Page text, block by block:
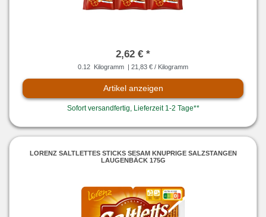
2,62 € *
0.12 Kilogramm | 21,83 € / Kilogramm
Artikel anzeigen
Sofort versandfertig, Lieferzeit 1-2 Tage**
LORENZ SALTLETTES STICKS SESAM KNUPRIGE SALZSTANGEN
LAUGENBÄCK 175G